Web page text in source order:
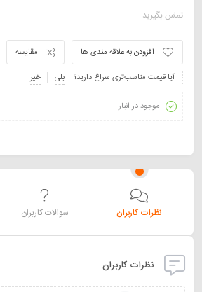
تماس بگیرید
مقایسه
افزودن به علاقه مندی ها
آیا قیمت مناسب‌تری سراغ دارید؟
بلی خیر
موجود در انبار
نظرات کاربران سوالات کاربران
نظرات کاربران